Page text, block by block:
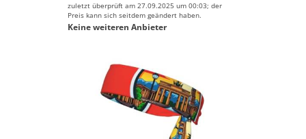
zuletzt überprüft am 27.09.2025 um 00:03; der
Preis kann sich seitdem geändert haben.
Keine weiteren Anbieter